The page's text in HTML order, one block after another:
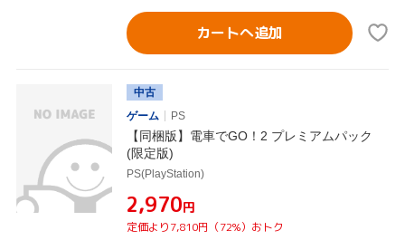
カートへ追加
中古
ゲーム
PS
【同梱版】電車でGO！2 プレミアムパック
(限定版)
PS(PlayStation)
¥2,970円
定価より7,810円（72%）おトク